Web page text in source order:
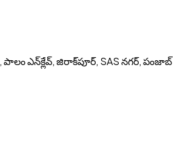
పాలం ఎన్‌క్లేవ్, జిరాక్‌పూర్, SAS నగర్, పంజాబ్